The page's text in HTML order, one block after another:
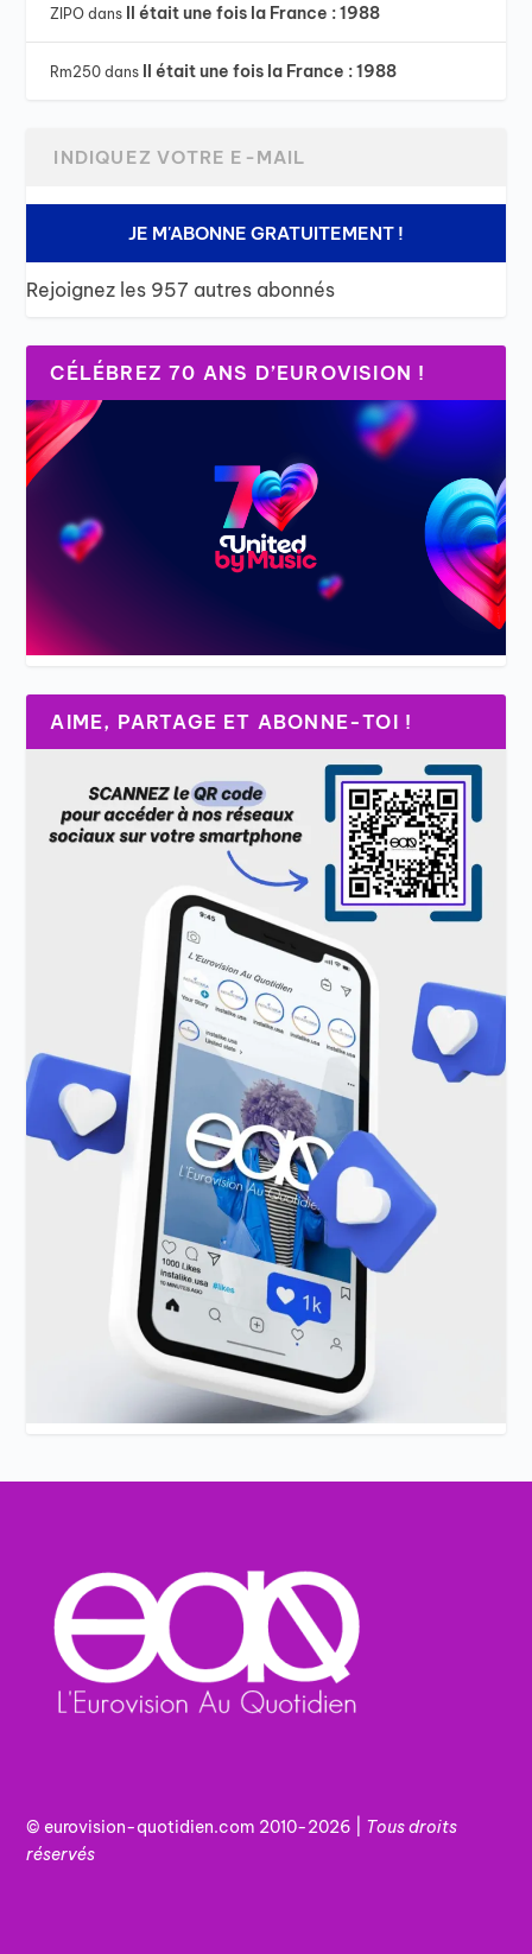
ZIPO dans Il était une fois la France : 1988
Rm250 dans Il était une fois la France : 1988
JE M'ABONNE GRATUITEMENT !
Rejoignez les 957 autres abonnés
CÉLÉBREZ 70 ANS D’EUROVISION !
AIME, PARTAGE ET ABONNE-TOI !
© eurovision-quotidien.com 2010-2026 | Tousdroits
réservés